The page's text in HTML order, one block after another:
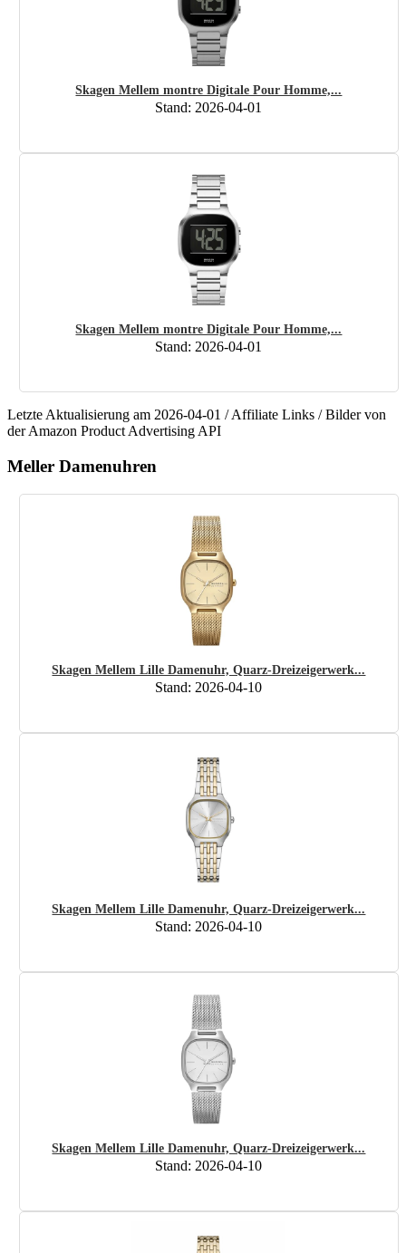
Skagen Mellem montre Digitale Pour Homme,...
Stand: 2026-04-01
Skagen Mellem montre Digitale Pour Homme,...
Stand: 2026-04-01
Letzte Aktualisierung am 2026-04-01 / Affiliate Links / Bilder von
der Amazon Product Advertising API
Meller Damenuhren
Skagen Mellem Lille Damenuhr, Quarz-Dreizeigerwerk...
Stand: 2026-04-10
Skagen Mellem Lille Damenuhr, Quarz-Dreizeigerwerk...
Stand: 2026-04-10
Skagen Mellem Lille Damenuhr, Quarz-Dreizeigerwerk...
Stand: 2026-04-10